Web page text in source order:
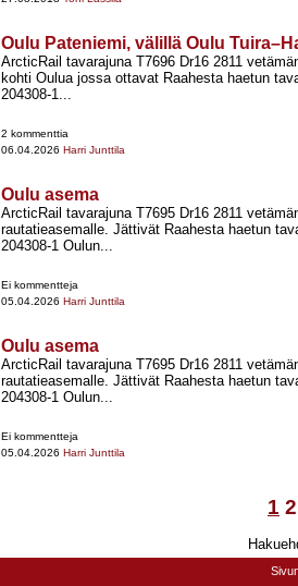
Oulu Pateniemi, välillä Oulu
ArcticRail tavarajuna T7696 Dr16 2811
kohti Oulua jossa ottavat Raahesta haetun
204308-​1...
2 kommenttia
06.04.2026 Harri Junttila
Oulu asema
ArcticRail tavarajuna T7695 Dr16 2811
rautatieasemalle. Jättivät Raahesta haetun
204308-​1 Oulun...
Ei kommentteja
05.04.2026 Harri Junttila
Oulu asema
ArcticRail tavarajuna T7695 Dr16 2811
rautatieasemalle. Jättivät Raahesta haetun
204308-​1 Oulun...
Ei kommentteja
05.04.2026 Harri Junttila
1 2